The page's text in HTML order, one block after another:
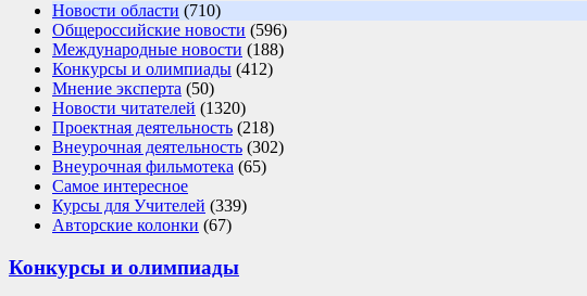
Новости области (710)
Общероссийские новости (596)
Международные новости (188)
Конкурсы и олимпиады (412)
Мнение эксперта (50)
Новости читателей (1320)
Проектная деятельность (218)
Внеурочная деятельность (302)
Внеурочная фильмотека (65)
Самое интересное
Курсы для Учителей (339)
Авторские колонки (67)
Конкурсы и олимпиады